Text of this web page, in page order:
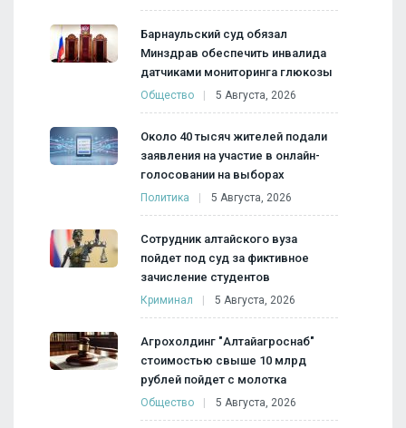
Барнаульский суд обязал
Минздрав обеспечить инвалида
датчиками мониторинга глюкозы
Общество 5 Августа, 2026
Около 40 тысяч жителей подали
заявления на участие в онлайн-
голосовании на выборах
Политика 5 Августа, 2026
Сотрудник алтайского вуза
пойдет под суд за фиктивное
зачисление студентов
Криминал 5 Августа, 2026
Агрохолдинг "Алтайагроснаб"
стоимостью свыше 10 млрд
рублей пойдет с молотка
Общество 5 Августа, 2026